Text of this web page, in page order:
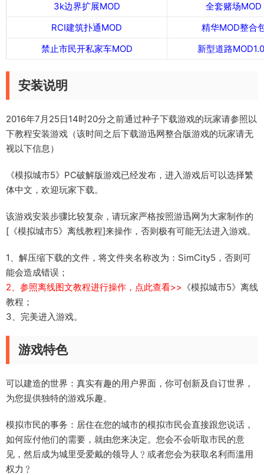
3k边界扩展MOD
全套赌场MOD
RCI建筑扑通MOD
精华MOD整合
禁止市民开私家车MOD
新型道路
安装说明
2016年7月25日14时20分之前通过种子下载游戏的玩家请参照以
下教程安装游戏（该时间之后下载游迅网整合版游戏的玩家请无
视以下信息）
《模拟城市5》PC破解版游戏已经发布，进入游戏后可以选择繁
体中文，欢迎玩家下载。
该游戏安装步骤比较复杂，请玩家严格按照游迅网为大家制作的
[《模拟城市5》离线教程]来操作，否则极有可能无法进入游戏。
1、解压缩下载的文件，将文件夹名称改为：SimCity5，否则可
能会造成错误；
2、参照离线图文教程进行操作，点此查看>> 《模拟城市5》离线
教程；
3、完美进入游戏。
游戏特色
可以建造的世界：真实有趣的用户界面，你可创新及自订世界，
为您提供独特的游戏乐趣。
模拟市民的事务：居住在您的城市的模拟市民会直接跟您说话，
如何应付他们的需要，就由您来决定。您会不会听取市民的意
见，然后成为城里受爱戴的领导人﹖或者您会为获取名利而滥用
权力﹖